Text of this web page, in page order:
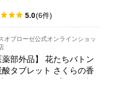
5.0(6件)
オブローゼ公式オンラインショッ
薬部外品】 花たちバトン
酸タブレット さくらの香